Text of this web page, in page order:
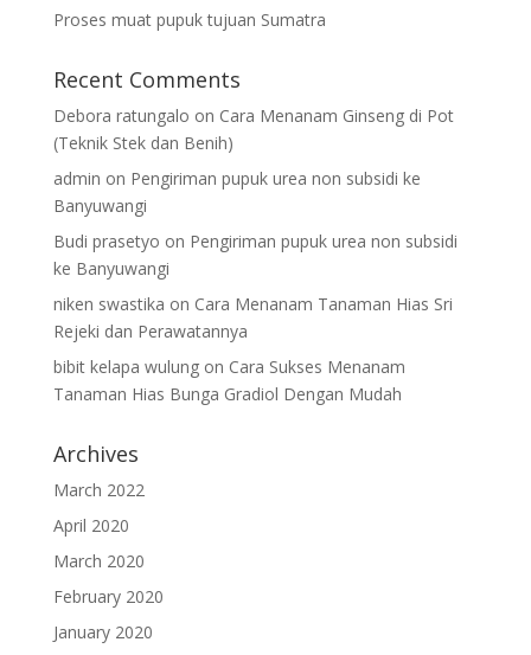
Proses muat pupuk tujuan Sumatra
Recent Comments
Debora ratungalo on Cara Menanam Ginseng di Pot
(Teknik Stek dan Benih)
admin on Pengiriman pupuk urea non subsidi ke
Banyuwangi
Budi prasetyo on Pengiriman pupuk urea non subsidi
ke Banyuwangi
niken swastika on Cara Menanam Tanaman Hias Sri
Rejeki dan Perawatannya
bibit kelapa wulungon Cara Sukses Menanam
Tanaman Hias Bunga Gradiol Dengan Mudah
Archives
March 2022
April 2020
March 2020
February 2020
January 2020